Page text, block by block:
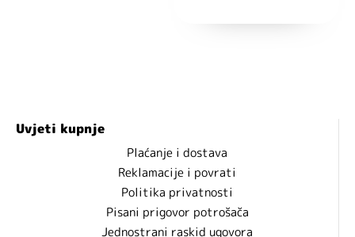
Uvjeti kupnje
Plaćanje i dostava
Reklamacije i povrati
Politika privatnosti
Pisani prigovor potrošača
Jednostrani raskid ugovora